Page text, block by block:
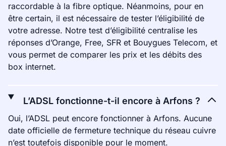
raccordable à la fibre optique. Néanmoins, pour en
être certain, il est nécessaire de tester l’éligibilité de
votre adresse. Notre test d’éligibilité centralise les
réponses d’Orange, Free, SFR et Bouygues Telecom, et
vous permet de comparer les prix et les débits des
box internet.
L’ADSL fonctionne-t-il encore à Arfons ?
Oui, l’ADSL peut encore fonctionner à Arfons. Aucune
date officielle de fermeture technique du réseau cuivre
n’est toutefois disponible pour le moment.